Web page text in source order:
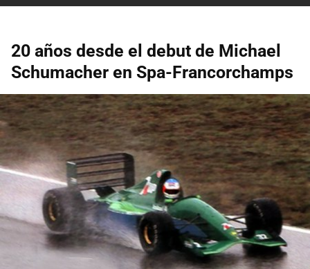
20 años desde el debut de Michael
Schumacher en Spa-Francorchamps